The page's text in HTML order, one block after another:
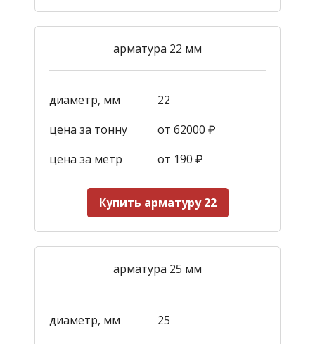
арматура 22 мм
диаметр, мм
22
цена за тонну
от 62000 ₽
цена за метр
от 190 ₽
Купить арматуру 22
арматура 25 мм
диаметр, мм
25